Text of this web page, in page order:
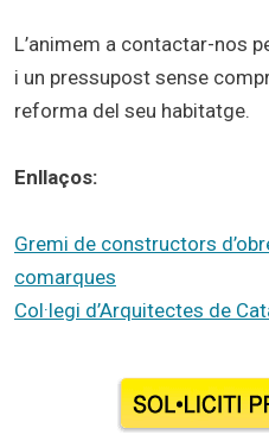
L’animem a contactar-nos
i un pressupost sense
reforma del seu habitatge.
Enllaços:
Gremi de constructors
comarques
Col·legi d’Arquitectes de